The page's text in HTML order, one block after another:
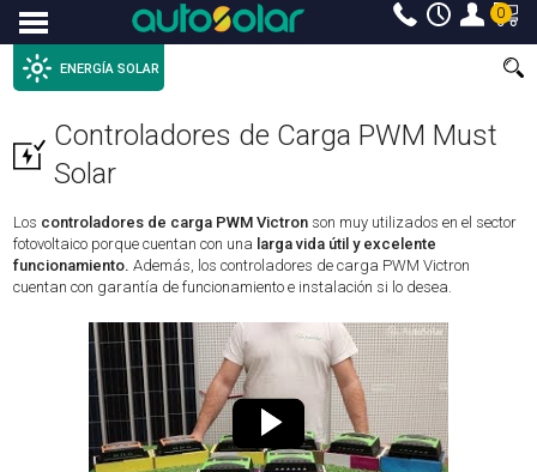
Menu 0
ENERGÍA SOLAR
Controladores de Carga PWM Must
Solar
Los controladores de carga PWM Victron son muy utilizados en el sector
fotovoltaico porque cuentan con una larga vida útil y excelente
funcionamiento. Además, los controladores de carga PWM Victron
cuentan con garantía de funcionamiento e instalación si lo desea.